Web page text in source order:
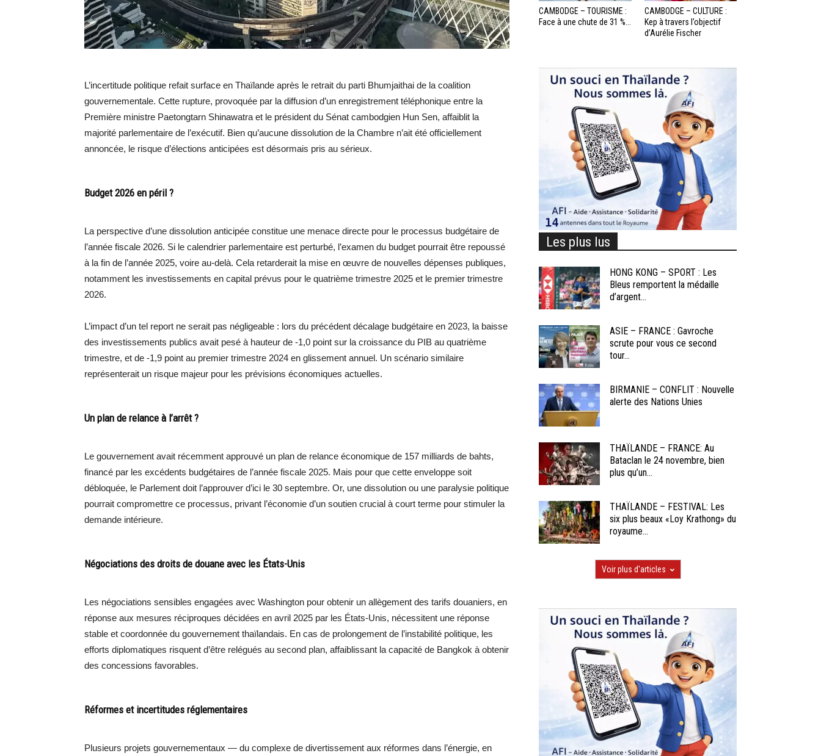
L’incertitude politique refait surface en Thaïlande après le retrait du parti Bhumjaithai de la coalition
gouvernementale. Cette rupture, provoquée par la diffusion d’un enregistrement téléphonique entre la
Première ministre Paetongtarn Shinawatra et le président du Sénat cambodgien Hun Sen, affaiblit la
majorité parlementaire de l’exécutif. Bien qu’aucune dissolution de la Chambre n’ait été officiellement
annoncée, le risque d’élections anticipées est désormais pris au sérieux.
Budget 2026 en péril ?
La perspective d’une dissolution anticipée constitue une menace directe pour le processus budgétaire de
l’année fiscale 2026. Si le calendrier parlementaire est perturbé, l’examen du budget pourrait être repoussé
à la fin de l’année 2025, voire au-delà. Cela retarderait la mise en œuvre de nouvelles dépenses publiques,
notamment les investissements en capital prévus pour le quatrième trimestre 2025 et le premier trimestre
2026.
L’impact d’un tel report ne serait pas négligeable : lors du précédent décalage budgétaire en 2023, la baisse
des investissements publics avait pesé à hauteur de -1,0 point sur la croissance du PIB au quatrième
trimestre, et de -1,9 point au premier trimestre 2024 en glissement annuel. Un scénario similaire
représenterait un risque majeur pour les prévisions économiques actuelles.
Un plan de relance à l’arrêt ?
Le gouvernement avait récemment approuvé un plan de relance économique de 157 milliards de bahts,
financé par les excédents budgétaires de l’année fiscale 2025. Mais pour que cette enveloppe soit
débloquée, le Parlement doit l’approuver d’ici le 30 septembre. Or, une dissolution ou une paralysie politique
pourrait compromettre ce processus, privant l’économie d’un soutien crucial à court terme pour stimuler la
demande intérieure.
Négociations des droits de douane avec les États-Unis
Les négociations sensibles engagées avec Washington pour obtenir un allègement des tarifs douaniers, en
réponse aux mesures réciproques décidées en avril 2025 par les États-Unis, nécessitent une réponse
stable et coordonnée du gouvernement thaïlandais. En cas de prolongement de l’instabilité politique, les
efforts diplomatiques risquent d’être relégués au second plan, affaiblissant la capacité de Bangkok à obtenir
des concessions favorables.
Réformes et incertitudes réglementaires
Plusieurs projets gouvernementaux — du complexe de divertissement aux réformes dans l’énergie, en
CAMBODGE – TOURISME :
Face à une chute de 31 %...
CAMBODGE – CULTURE :
Kep à travers l’objectif
d’Aurélie Fischer
Les plus lus
HONG KONG – SPORT : Les
Bleus remportent la médaille
d’argent...
ASIE – FRANCE : Gavroche
scrute pour vous ce second
tour...
BIRMANIE – CONFLIT : Nouvelle
alerte des Nations Unies
THAÏLANDE – FRANCE: Au
Bataclan le 24 novembre, bien
plus qu’un...
THAÏLANDE – FESTIVAL: Les
six plus beaux «Loy Krathong» du
royaume...
Voir plus d'articles